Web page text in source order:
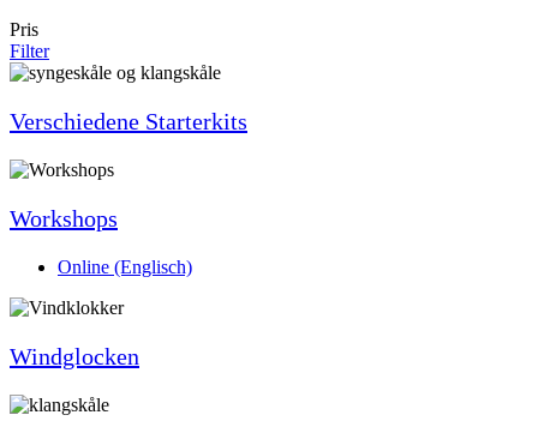
Pris
Filter
Verschiedene Starterkits
Workshops
Online (Englisch)
Windglocken